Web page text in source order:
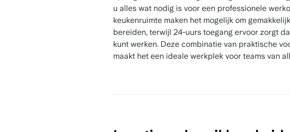
u alles wat nodig is voor een professionele
keukenruimte maken het mogelijk om
bereiden, terwijl 24-uurs toegang ervoor zorgt
kunt werken. Deze combinatie van praktische
maakt het een ideale werkplek voor teams van